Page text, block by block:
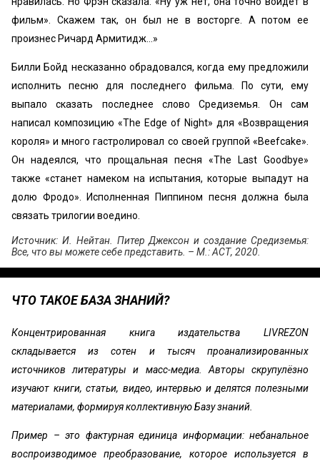
фильм». Скажем так, он был не в восторге. А потом ее
произнес Ричард Армитидж…»
Билли Бойд несказанно обрадовался, когда ему предложили
исполнить песню для последнего фильма. По сути, ему
выпало сказать последнее слово Средиземья. Он сам
написал композицию «The Edge of Night» для «Возвращения
короля» и много гастролировал со своей группой «Beefcake».
Он надеялся, что прощальная песня «The Last Goodbye»
также «станет намеком на испытания, которые выпадут на
долю Фродо». Исполненная Пиппином песня должна была
связать трилогии воедино.
Источник: И. Нейтан. Питер Джексон и создание Средиземья:
Все, что вы можете себе представить. – М.: АСТ, 2020.
ЧТО ТАКОЕ БАЗА ЗНАНИЙ?
Концентрированная книга издательства LIVREZON
складывается из сотен и тысяч проанализированных
источников литературы и масс-медиа. Авторы скрупулёзно
изучают книги, статьи, видео, интервью и делятся полезными
материалами, формируя коллективную Базу знаний.
Пример – это фактурная единица информации: небанальное
воспроизводимое преобразование, которое используется в